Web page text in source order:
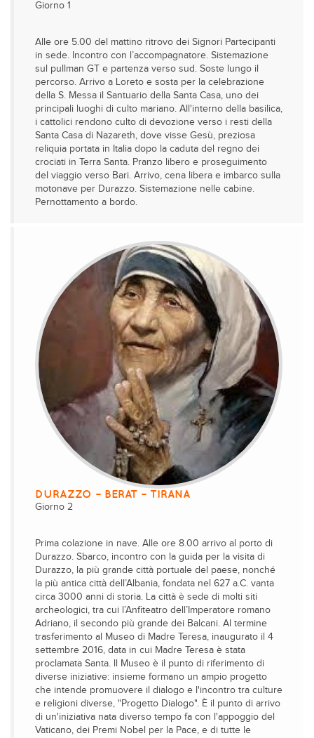
Giorno 1
Alle ore 5.00 del mattino ritrovo dei Signori Partecipanti
in sede. Incontro con l’accompagnatore. Sistemazione
sul pullman GT e partenza verso sud. Soste lungo il
percorso. Arrivo a Loreto e sosta per la celebrazione
della S. Messa il Santuario della Santa Casa, uno dei
principali luoghi di culto mariano. All'interno della basilica,
i cattolici rendono culto di devozione verso i resti della
Santa Casa di Nazareth, dove visse Gesù, preziosa
reliquia portata in Italia dopo la caduta del regno dei
crociati in Terra Santa. Pranzo libero e proseguimento
del viaggio verso Bari. Arrivo, cena libera e imbarco sulla
motonave per Durazzo. Sistemazione nelle cabine.
Pernottamento a bordo.
DURAZZO – BERAT – TIRANA
Giorno 2
Prima colazione in nave. Alle ore 8.00 arrivo al porto di
Durazzo. Sbarco, incontro con la guida per la visita di
Durazzo, la più grande città portuale del paese, nonché
la più antica città dell’Albania, fondata nel 627 a.C. vanta
circa 3000 anni di storia. La città è sede di molti siti
archeologici, tra cui l’Anfiteatro dell’Imperatore romano
Adriano, il secondo più grande dei Balcani. Al termine
trasferimento al Museo di Madre Teresa, inaugurato il 4
settembre 2016, data in cui Madre Teresa è stata
proclamata Santa. ll Museo è il punto di riferimento di
diverse iniziative: insieme formano un ampio progetto
che intende promuovere il dialogo e l'incontro tra culture
e religioni diverse, "Progetto Dialogo". È il punto di arrivo
di un'iniziativa nata diverso tempo fa con l'appoggio del
Vaticano, dei Premi Nobel per la Pace, e di tutte le